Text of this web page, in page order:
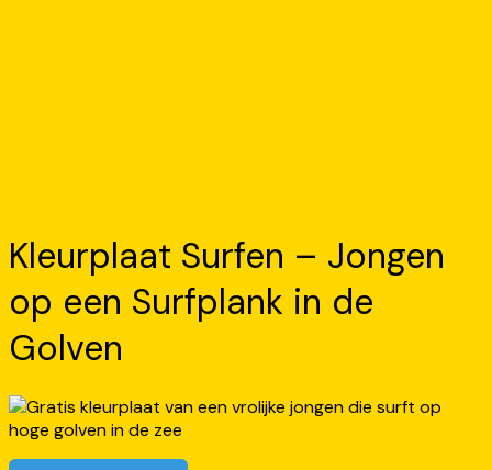
Kleurplaat Surfen – Jongen
op een Surfplank in de
Golven